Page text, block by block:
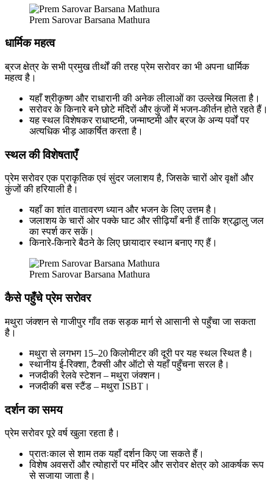
Prem Sarovar Barsana Mathura
धार्मिक महत्व
ब्रज क्षेत्र के सभी प्रमुख तीर्थों की तरह प्रेम सरोवर का भी अपना धार्मिक
महत्व है।
यहाँ श्रीकृष्ण और राधारानी की अनेक लीलाओं का उल्लेख मिलता है।
सरोवर के किनारे बने छोटे मंदिरों और कुंजों में भजन-कीर्तन होते रहते हैं।
यह स्थल विशेषकर राधाष्टमी, जन्माष्टमी और ब्रज के अन्य पर्वों पर
अत्यधिक भीड़ आकर्षित करता है।
स्थल की विशेषताएँ
प्रेम सरोवर एक प्राकृतिक एवं सुंदर जलाशय है, जिसके चारों ओर वृक्षों और
कुंजों की हरियाली है।
यहाँ का शांत वातावरण ध्यान और भजन के लिए उत्तम है।
जलाशय के चारों ओर पक्के घाट और सीढ़ियाँ बनी हैं ताकि श्रद्धालु जल
का स्पर्श कर सकें।
किनारे-किनारे बैठने के लिए छायादार स्थान बनाए गए हैं।
Prem Sarovar Barsana Mathura
कैसे पहुँचे प्रेम सरोवर
मथुरा जंक्शन से गाजीपुर गाँव तक सड़क मार्ग से आसानी से पहुँचा जा सकता
है।
मथुरा से लगभग 15–20 किलोमीटर की दूरी पर यह स्थल स्थित है।
स्थानीय ई-रिक्शा, टैक्सी और ऑटो से यहाँ पहुँचना सरल है।
नजदीकी रेलवे स्टेशन – मथुरा जंक्शन।
नजदीकी बस स्टैंड – मथुरा ISBT।
दर्शन का समय
प्रेम सरोवर पूरे वर्ष खुला रहता है।
प्रातःकाल से शाम तक यहाँ दर्शन किए जा सकते हैं।
विशेष अवसरों और त्योहारों पर मंदिर और सरोवर क्षेत्र को आकर्षक रूप
से सजाया जाता है।